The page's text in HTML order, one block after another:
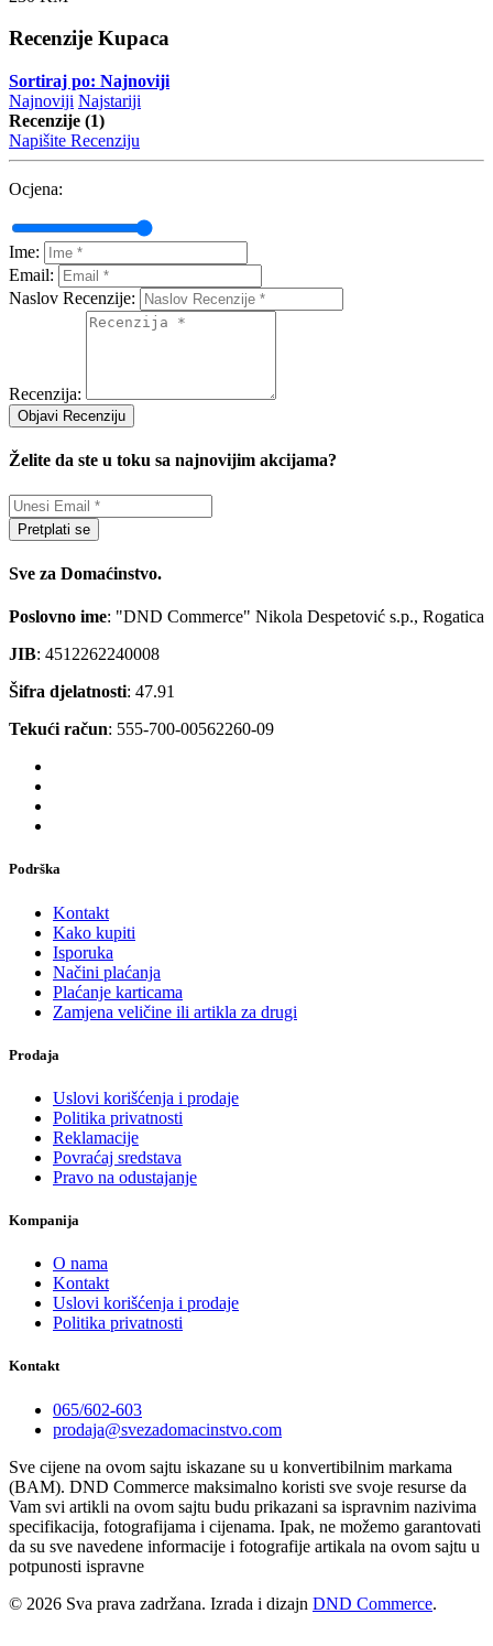
Recenzije Kupaca
Sortiraj po: Najnoviji
Najnoviji Najstariji
Recenzije (1)
Napišite Recenziju
Ocjena:
Ime:
Email:
Naslov Recenzije:
Recenzija:
Objavi Recenziju
Želite da ste u toku sa najnovijim akcijama?
Pretplati se
Sve za Domaćinstvo.
Poslovno ime: "DND Commerce" Nikola Despetović s.p., Rogatica
JIB: 4512262240008
Šifra djelatnosti: 47.91
Tekući račun: 555-700-00562260-09
Podrška
Kontakt
Kako kupiti
Isporuka
Načini plaćanja
Plaćanje karticama
Zamjena veličine ili artikla za drugi
Prodaja
Uslovi korišćenja i prodaje
Politika privatnosti
Reklamacije
Povraćaj sredstava
Pravo na odustajanje
Kompanija
O nama
Kontakt
Uslovi korišćenja i prodaje
Politika privatnosti
Kontakt
065/602-603
prodaja@svezadomacinstvo.com
Sve cijene na ovom sajtu iskazane su u konvertibilnim markama
(BAM). DND Commerce maksimalno koristi sve svoje resurse da
Vam svi artikli na ovom sajtu budu prikazani sa ispravnim nazivima
specifikacija, fotografijama i cijenama. Ipak, ne možemo garantovati
da su sve navedene informacije i fotografije artikala na ovom sajtu u
potpunosti ispravne
© 2026 Sva prava zadržana. Izrada i dizajn DND Commerce.